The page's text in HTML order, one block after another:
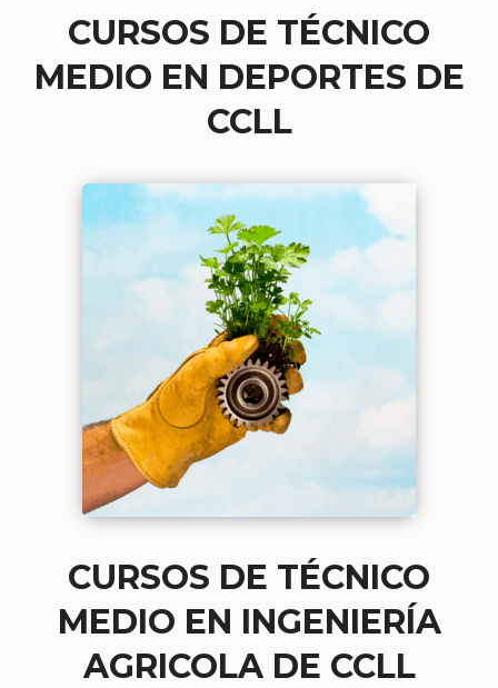
CURSOS DE TÉCNICO
MEDIO EN DEPORTES DE
CCLL
CURSOS DE TÉCNICO
MEDIO EN INGENIERÍA
AGRICOLA DE CCLL